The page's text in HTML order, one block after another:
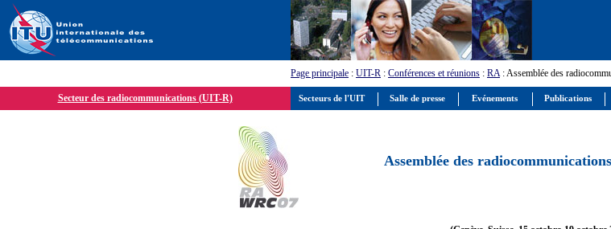
Page principale : UIT-R : Conférences et réunions : RA: Assemblée des
Secteur des radiocommunications (UIT-R)
Assemblée des
Secteurs de l'UIT Salle de presse Evénements Publications